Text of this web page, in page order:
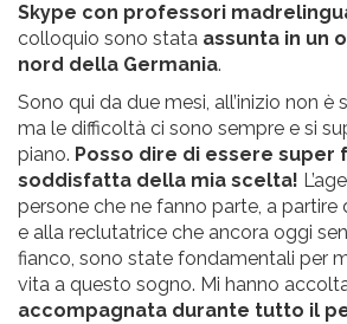
Skype con professori
colloquio sono stata assunta in un
nord della Germania.
Sono qui da due mesi, all’inizio non
ma le difficoltà ci sono sempre e si
piano. Posso dire di essere super
soddisfatta della mia scelta!
persone che ne fanno parte, a partire
e alla reclutatrice che ancora oggi
fianco, sono state fondamentali per
vita a questo sogno. Mi hanno
accompagnata durante tutto il